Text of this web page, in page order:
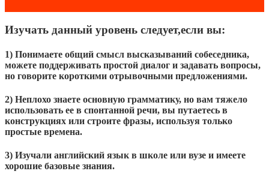
Изучать данный уровень следует,если вы:
1) Понимаете общий смысл высказываний собеседника,
можете поддерживать простой диалог и задавать вопросы,
но говорите короткими отрывочными предложениями.
2) Неплохо знаете основную грамматику, но вам тяжело
использовать ее в спонтанной речи, вы путаетесь в
конструкциях или строите фразы, используя только
простые времена.
3) Изучали английский язык в школе или вузе и имеете
хорошие базовые знания.